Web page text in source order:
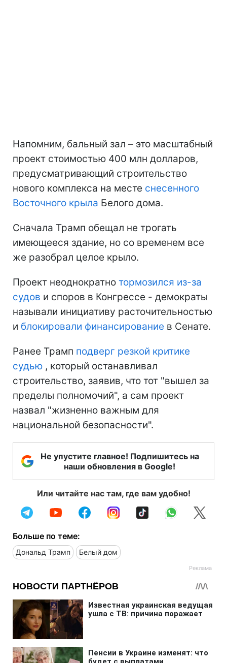
Напомним, бальный зал – это масштабный
проект стоимостью 400 млн долларов,
предусматривающий строительство
нового комплекса на месте снесенного
Восточного крыла Белого дома.
Сначала Трамп обещал не трогать
имеющееся здание, но со временем все
же разобрал целое крыло.
Проект неоднократно тормозился из-за
судов и споров в Конгрессе - демократы
называли инициативу расточительностью
и блокировали финансирование в Сенате.
Ранее Трамп подверг резкой критике
судью , который останавливал
строительство, заявив, что тот "вышел за
пределы полномочий", а сам проект
назвал "жизненно важным для
национальной безопасности".
Не упустите главное! Подпишитесь на
наши обновления в Google!
Или читайте нас там, где вам удобно!
Больше по теме:
Дональд Трамп Белый дом